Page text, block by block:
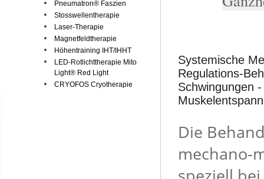
Pneumatron® Faszien
Stosswellentherapie
Laser-Therapie
Magnetfeldtherapie
Höhentraining IHT/IHHT
LED-Rotlichttherapie Mito
Light® Red Light
CRYOFOS Cryotherapie
Systemische
Regulations-
Schwingungen
Die
mechano-